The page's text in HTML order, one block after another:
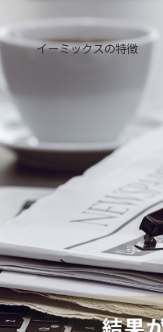
イーミックスの特徴